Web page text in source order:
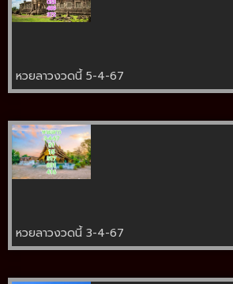
หวยลาวงวดนี้ 5-4-67
หวยลาวงวดนี้ 3-4-67